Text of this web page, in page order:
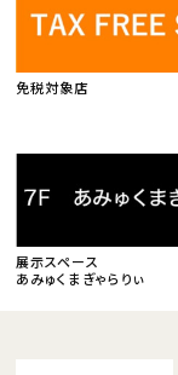
免税対象店
展示スペース
あみゅくまぎゃらりぃ